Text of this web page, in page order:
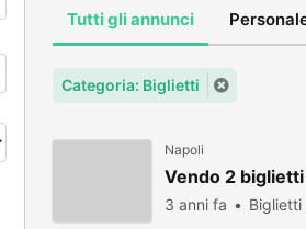
Tutti gli annunci
Categoria: Biglietti
Napoli
Vendo 2
3 anni fa Biglietti